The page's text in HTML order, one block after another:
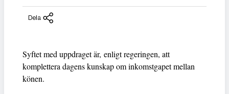
Dela
Syftet med uppdraget är, enligt regeringen, att
komplettera dagens kunskap om inkomstgapet mellan
könen.